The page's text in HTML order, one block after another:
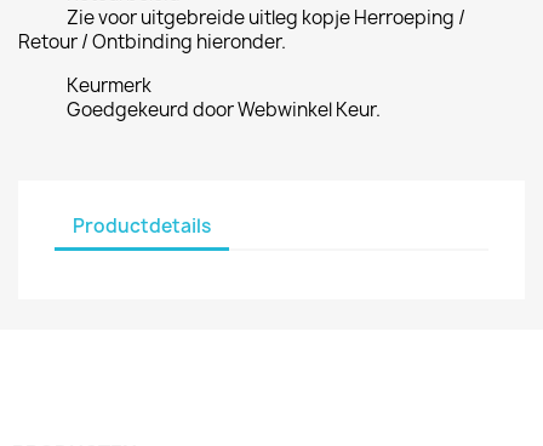
Zie voor uitgebreide uitleg kopje Herroeping /
Retour / Ontbinding hieronder.
Keurmerk
Goedgekeurd door Webwinkel Keur.
Productdetails